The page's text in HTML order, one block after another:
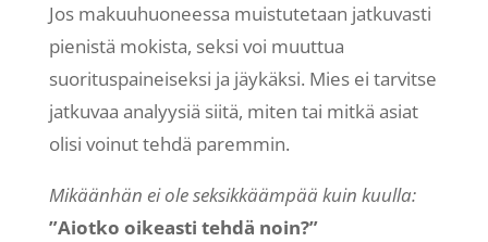
Jos makuuhuoneessa muistutetaan jatkuvasti
pienistä mokista, seksi voi muuttua
suorituspaineiseksi ja jäykäksi. Mies ei tarvitse
jatkuvaa analyysiä siitä, miten tai mitkä asiat
olisi voinut tehdä paremmin.
Mikäänhän ei ole seksikkäämpää kuin kuulla:
”Aiotko oikeasti tehdä noin?”